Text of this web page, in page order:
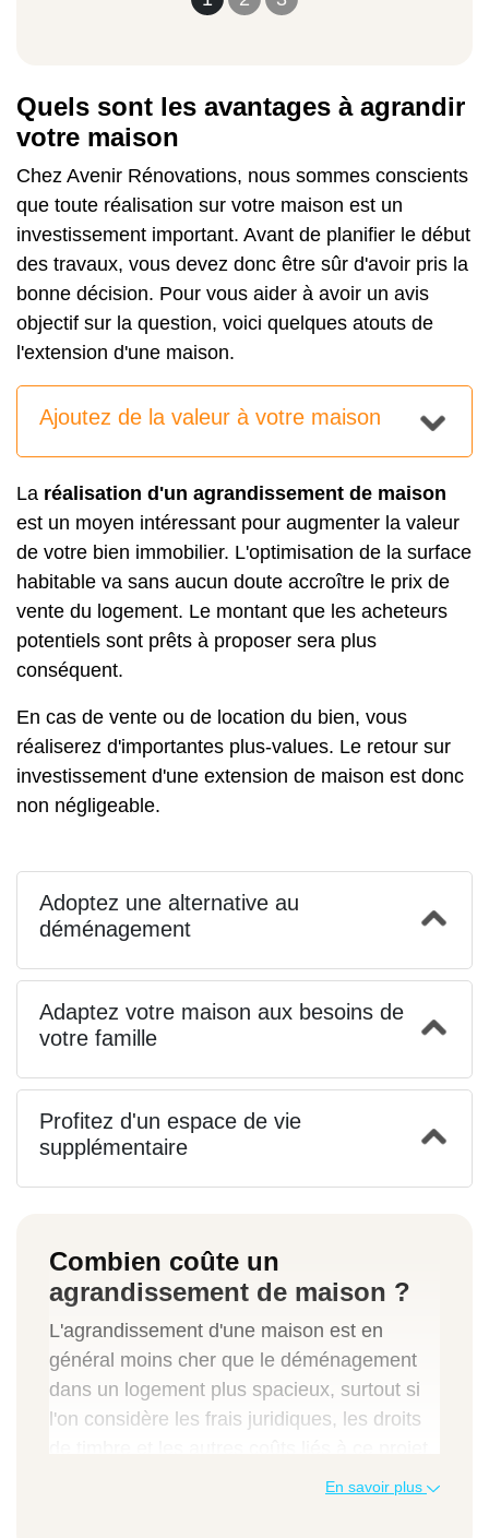
Quels sont les avantages à agrandir
votre maison
Chez Avenir Rénovations, nous sommes conscients
que toute réalisation sur votre maison est un
investissement important. Avant de planifier le début
des travaux, vous devez donc être sûr d'avoir pris la
bonne décision. Pour vous aider à avoir un avis
objectif sur la question, voici quelques atouts de
l'extension d'une maison.
Ajoutez de la valeur à votre maison
La réalisation d'un agrandissement de maison
est un moyen intéressant pour augmenter la valeur
de votre bien immobilier. L'optimisation de la surface
habitable va sans aucun doute accroître le prix de
vente du logement. Le montant que les acheteurs
potentiels sont prêts à proposer sera plus
conséquent.
En cas de vente ou de location du bien, vous
réaliserez d'importantes plus-values. Le retour sur
investissement d'une extension de maison est donc
non négligeable.
Adoptez une alternative au
déménagement
Adaptez votre maison aux besoins de
votre famille
Profitez d'un espace de vie
supplémentaire
Combien coûte un
agrandissement de maison ?
L'agrandissement d'une maison est en
général moins cher que le déménagement
dans un logement plus spacieux, surtout si
l'on considère les frais juridiques, les droits
Comptez environ 1500 euros/m² pour une
En savoir plus